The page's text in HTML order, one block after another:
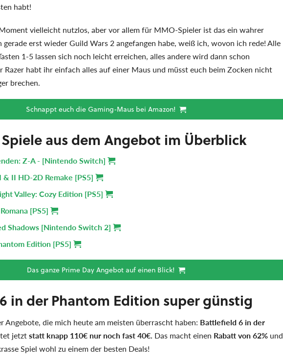
habt!
vielleicht nutzlos, aber vor allem für MMO-Spieler ist das ein wahrer
gerade erst wieder Guild Wars 2 angefangen habe, weiß ich, wovon ich rede! Alle
1-5 lassen sich noch leicht erreichen, alles andere wird dann schon
Razer habt ihr einfach alles auf einer Maus und müsst euch beim Zocken nicht
brechen.
Schnappt euch die Gaming-Maus bei Amazon!
aus dem Angebot im Überblick
Z-A - [Nintendo Switch]
& II HD-2D Remake [PS5]
Valley: Cozy Edition [PS5]
[PS5]
Shadows [Nintendo Switch 2]
Edition [PS5]
Das ganze Prime Day Angebot auf einen Blick!
in der Phantom Edition super günstig
Angebote, die mich heute am meisten überrascht haben: Battlefield 6 in der
jetztstatt knapp 110€ nur noch fast 40€. Das macht einen Rabatt von 62% und
Spiel wohl zu einem der besten Deals!